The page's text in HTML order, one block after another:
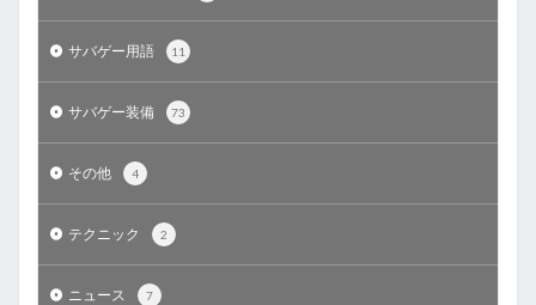
サバゲー用語 11
サバゲー装備 73
その他 4
テクニック 2
ニュース 7